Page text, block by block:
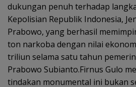
dukungan penuh terhadap
Kepolisian Republik Indonesia,
Prabowo, yang berhasil
ton narkoba dengan nilai
triliun selama satu tahun
Prabowo Subianto.Firnus Gulo
tindakan monumental ini bukan